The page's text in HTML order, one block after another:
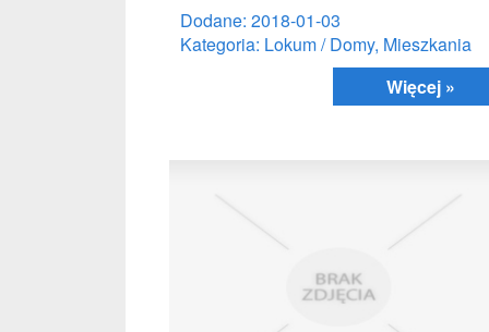
Dodane: 2018-01-03
Kategoria: Lokum / Domy, Mieszkania
Więcej »